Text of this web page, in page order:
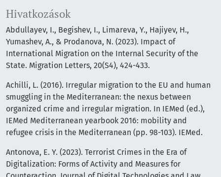
Hivatkozások
Abdullayev, I., Begishev, I., Limareva, Y., Hajiyev, H.,
Yumashev, A., & Prodanova, N. (2023). Impact of
International Migration on the Internal Security of the
State. Migration Letters, 20(S4), 424-433.
Achilli, L. (2016). Irregular migration to the EU and human
smuggling in the Mediterranean: the nexus between
organized crime and irregular migration. In IEMed (ed.),
IEMed Mediterranean yearbook 2016: mobility and
refugee crisis in the Mediterranean (pp. 98-103). IEMed.
Antonova, E. Y. (2023). Terrorist Crimes in the Era of
Digitalization: Forms of Activity and Measures for